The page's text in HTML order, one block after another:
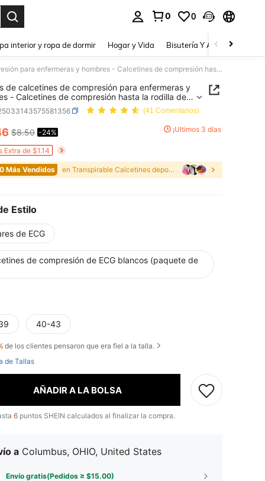
0 0
interior y ropa de dormir Hogar y Vida Bisutería Y Accesorios
4 pares de calcetines de compresión para enfermeras y hombres - Calcetines de compresión hasta la rodilla de soporte para enfermeras, deportes, correr y senderismo en vuelos
de calcetines de compresión para enfermeras y
- Calcetines de compresión hasta la rodilla de
para enfermeras, deportes, correr y senderismo
(41 Comentarios)
AND AVAILABILITY
$8.50 -24% ¡Últimos 3 días
Extra de $1.14
Más Vendidos en Transpirable Calcetines deportivos para mujer
Estilo
de ECG
de compresión de ECG blancos (paquete de
40-43
de los clientes pensaron que era fiel a la talla.
de Tallas
AÑADIR A LA BOLSA
6 puntos SHEIN calculados al finalizar la compra.
a Columbus, OHIO, United States
Envío gratis(Pedidos ≥ $15.00)